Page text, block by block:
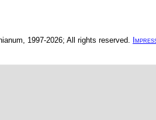
1997-2026; All rights reserved.